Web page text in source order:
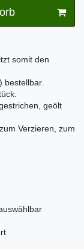
somit den
bestellbar.
geölt
Verzieren, zum